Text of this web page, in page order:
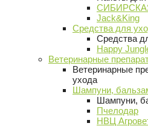
Jack&King
Средства для
Средства
Happy
Ветеринарные
Ветеринарные
ухода
Шампуни,
Шампуни,
Пчелодар
НВЦ